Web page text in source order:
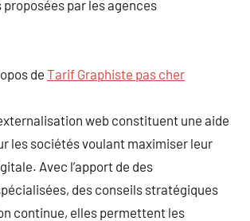
par les agences
de Tarif Graphiste pas cher
web constituent une aide
les sociétés voulant maximiser leur
Avec l’apport de des
des conseils stratégiques
continue, elles permettent les